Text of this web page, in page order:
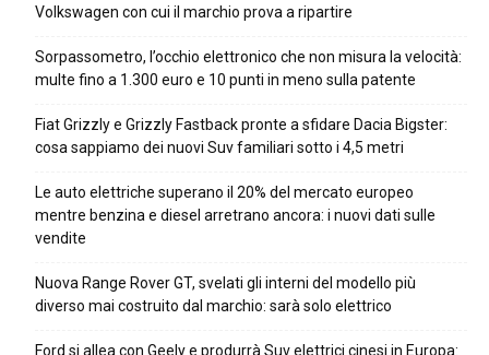
Volkswagen con cui il marchio prova a ripartire
Sorpassometro, l’occhio elettronico che non misura la velocità:
multe fino a 1.300 euro e 10 punti in meno sulla patente
Fiat Grizzly e Grizzly Fastback pronte a sfidare Dacia Bigster:
cosa sappiamo dei nuovi Suv familiari sotto i 4,5 metri
Le auto elettriche superano il 20% del mercato europeo
mentre benzina e diesel arretrano ancora: i nuovi dati sulle
vendite
Nuova Range Rover GT, svelati gli interni del modello più
diverso mai costruito dal marchio: sarà solo elettrico
Ford si allea con Geely e produrrà Suv elettrici cinesi in Europa: